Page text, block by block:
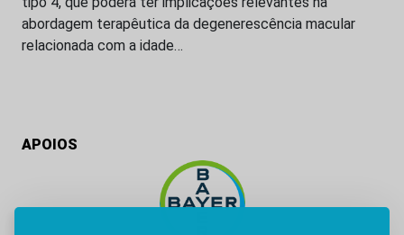
abordagem terapêutica da degenerescência macular
relacionada com a idade…
APOIOS